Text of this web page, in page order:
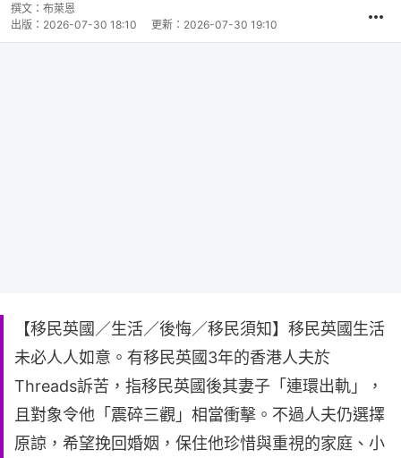
撰文： 布萊恩
出版： 2026-07-30 18:10 更新： 2026-07-30 19:10
【移民英國／生活／後悔／移民須知】移民英國生活
未必人人如意。有移民英國3年的香港人夫於
Threads訴苦，指移民英國後其妻子「連環出軌」，
且對象令他「震碎三觀」相當衝擊。不過人夫仍選擇
原諒，希望挽回婚姻，保住他珍惜與重視的家庭、小